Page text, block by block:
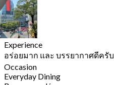
Experience
อร่อยมาก และ บรรยากาศดีครับ
Occasion
Everyday Dining